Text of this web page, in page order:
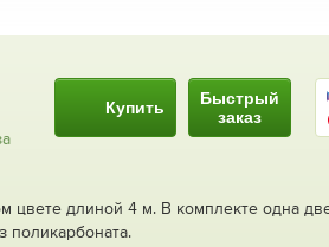
Купить
Быстрый
заказ
цвете длиной 4 м. В комплекте одна
поликарбоната.